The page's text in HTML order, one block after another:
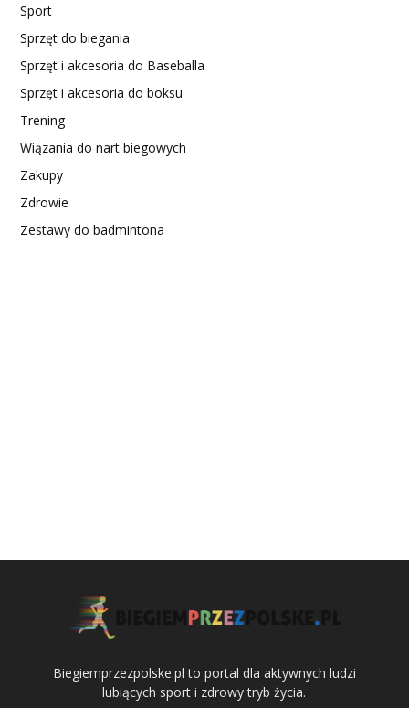
Sport
Sprzęt do biegania
Sprzęt i akcesoria do Baseballa
Sprzęt i akcesoria do boksu
Trening
Wiązania do nart biegowych
Zakupy
Zdrowie
Zestawy do badmintona
Biegiemprzezpolske.pl to portal dla aktywnych ludzi
lubiących sport i zdrowy tryb życia.